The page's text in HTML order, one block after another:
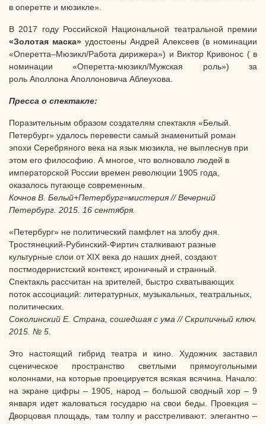
в оперетте и мюзикле»
В 2017 году Российской Национальной театральной премии
«Золотая маска» удостоены Андрей Алексеев (в номинации
«Оперетта–Мюзикл/Работа дирижера») и Виктор Кривонос (в
номинации «Оперетта-мюзикл/Мужская роль») за
роль Аполлона Аполлоновича Аблеухова.
Пресса о спектакле:
Поразительным образом создателям спектакля «Белый.
Петербург» удалось перевести самый знаменитый роман
эпохи Серебряного века на язык мюзикла, не выплеснув при
этом его философию. А многое, что волновало людей в
императорской России времен революции 1905 года,
оказалось пугающе современным.
Кочнов В. Белый+Петербург=мистерия // Вечерний
Петербург. 2015. 16 сентября.
«Петербург» не политический памфлет на злобу дня.
Тростянецкий-Рубинский-Фиртич сталкивают разные
культурные слои от XIX века до наших дней, создают
постмодернистский контекст, ироничный и странный.
Спектакль рассчитан на зрителей, быстро схватывающих
поток ассоциаций: литературных, музыкальных, театральных,
политических.
Соколинский Е. Страна, сошедшая с ума // Скрипичный ключ.
2015. № 5.
Это настоящий гибрид театра и кино. Художник заставил
сценическое пространство светлыми прямоугольными
колоннами, на которые проецируется всякая всячина. Начало:
на экране цифры – 1905, народ – большой сводный хор – 9
января идет жаловаться государю на свои беды. Проекция –
Дворцовая площадь, там толпу и расстреливают: элегантно –